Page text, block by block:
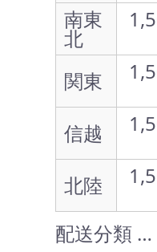
南東
北
関東
信越
北陸
配送分類